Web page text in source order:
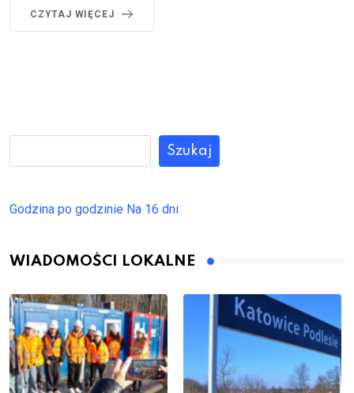
CZYTAJ WIĘCEJ
Szukaj
Godzina po godzinie Na 16 dni
WIADOMOŚCI LOKALNE